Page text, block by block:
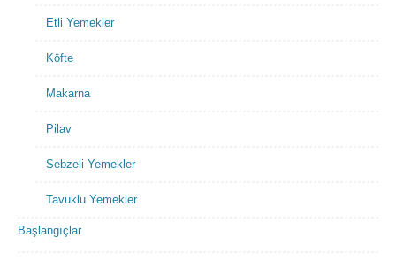
Etli Yemekler
Köfte
Makarna
Pilav
Sebzeli Yemekler
Tavuklu Yemekler
Başlangıçlar